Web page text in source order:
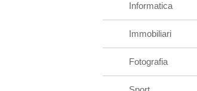
Informatica
Immobiliari
Fotografia